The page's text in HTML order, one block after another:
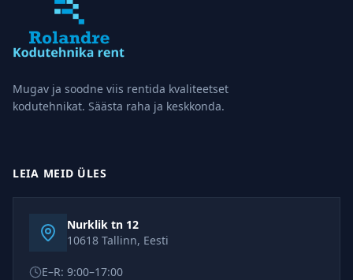
Mugav ja soodne viis rentida kvaliteetset
kodutehnikat. Säästa raha ja keskkonda.
LEIA MEID ÜLES
Nurklik tn 12
10618 Tallinn, Eesti
E–R: 9:00–17:00